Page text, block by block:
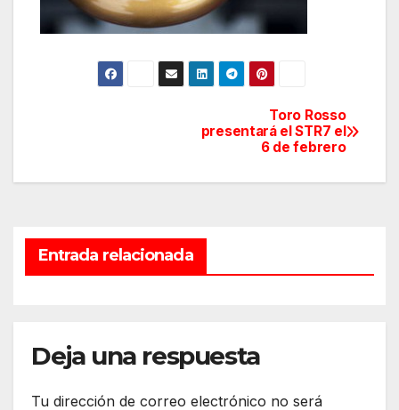
Toro Rosso
presentará el STR7 el
6 de febrero
Entrada relacionada
Deja una respuesta
Tu dirección de correo electrónico no será